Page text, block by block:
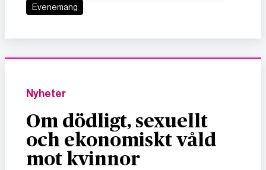
Evenemang
Nyheter
Om dödligt, sexuellt
och ekonomiskt våld
mot kvinnor